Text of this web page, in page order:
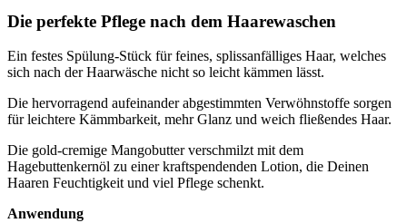
Die perfekte Pflege nach dem Haarewaschen
Ein festes Spülung-Stück für feines, splissanfälliges Haar, welches
sich nach der Haarwäsche nicht so leicht kämmen lässt.
Die hervorragend aufeinander abgestimmten Verwöhnstoffe sorgen
für leichtere Kämmbarkeit, mehr Glanz und weich fließendes Haar.
Die gold-cremige Mangobutter verschmilzt mit dem
Hagebuttenkernöl zu einer kraftspendenden Lotion, die Deinen
Haaren Feuchtigkeit und viel Pflege schenkt.
Anwendung